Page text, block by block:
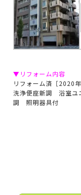
▼リフォーム内容
リフォーム済［2020
洗浄便座新調 浴室
調 照明器具付